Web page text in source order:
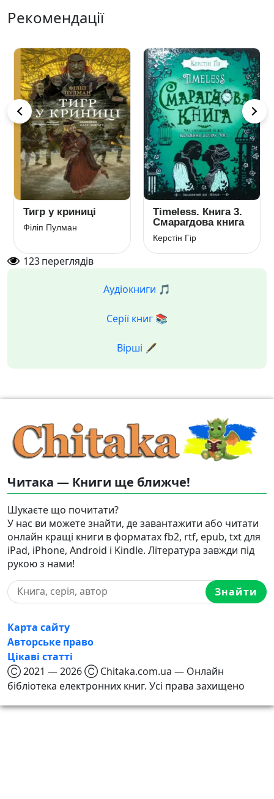
Рекомендації
Тигр у криниці
Філіп Пулман
Timeless. Книга 3.
Смарагдова книга
Керстін Гір
123переглядів
Аудіокниги 🎵
Серії книг 📚
Вірші 🖋️
Читака — Книги ще ближче!
Шукаєте що почитати?
У нас ви можете знайти, де завантажити або читати
онлайн кращі книги в форматах fb2, rtf, epub, txt для
iPad, iPhone, Android і Kindle. Література завжди під
рукою з нами!
Знайти
Карта сайту
Авторське право
Цікаві статті
Ⓒ 2021 — 2026 Ⓒ Chitaka.com.ua — Онлайн
бібліотека електронних книг. Усі права захищено